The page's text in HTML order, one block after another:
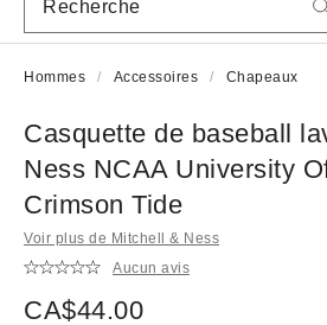
Hommes Accessoires Chapeaux
Casquette de baseball
Ness NCAA University
Crimson Tide
Voir plus de Mitchell & Ness
Aucun avis
CA$44.00